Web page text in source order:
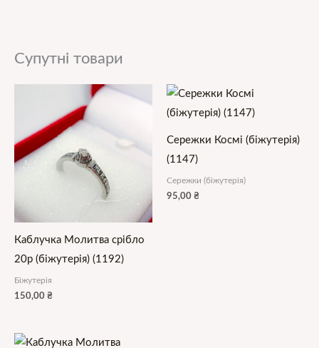
Супутні товари
Каблучка Молитва срібло
20р (біжутерія) (1192)
Біжутерія
150,00 ₴
Сережки Космі (біжутерія)
(1147)
Сережки (біжутерія)
95,00 ₴